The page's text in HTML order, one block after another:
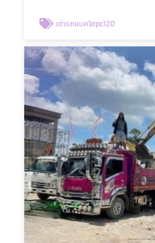
เช่ารถแบคโฮpc120